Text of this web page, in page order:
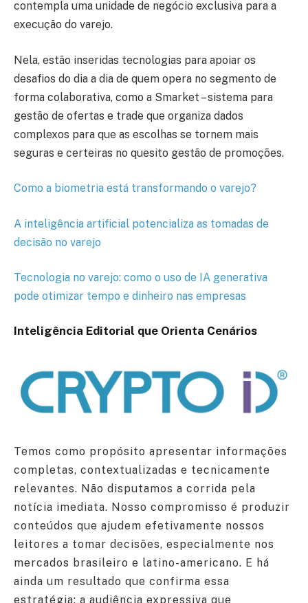
contempla uma unidade de negócio exclusiva para a
execução do varejo.
Nela, estão inseridas tecnologias para apoiar os
desafios do dia a dia de quem opera no segmento de
forma colaborativa, como a Smarket – sistema para
gestão de ofertas e trade que organiza dados
complexos para que as escolhas se tornem mais
seguras e certeiras no quesito gestão de promoções.
Como a biometria está transformando o varejo?
A inteligência artificial potencializa as tomadas de
decisão no varejo
Tecnologia no varejo: como o uso de IA generativa
pode otimizar tempo e dinheiro nas empresas
Inteligência Editorial que Orienta Cenários
Temos como propósito apresentar informações
completas, contextualizadas e tecnicamente
relevantes. Não disputamos a corrida pela
notícia imediata. Nosso compromisso é produzir
conteúdos que ajudem efetivamente nossos
leitores a tomar decisões, especialmente nos
mercados brasileiro e latino-americano. E há
ainda um resultado que confirma essa
estratégia: a audiência expressiva que